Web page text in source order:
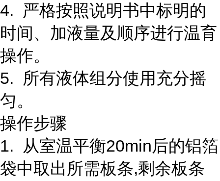
4. 严格按照说明书中标明的
时间、加液量及顺序进行温育
操作。
5. 所有液体组分使用充分摇
匀。
操作步骤
1. 从室温平衡20min后的铝箔
袋中取出所需板条,剩余板条